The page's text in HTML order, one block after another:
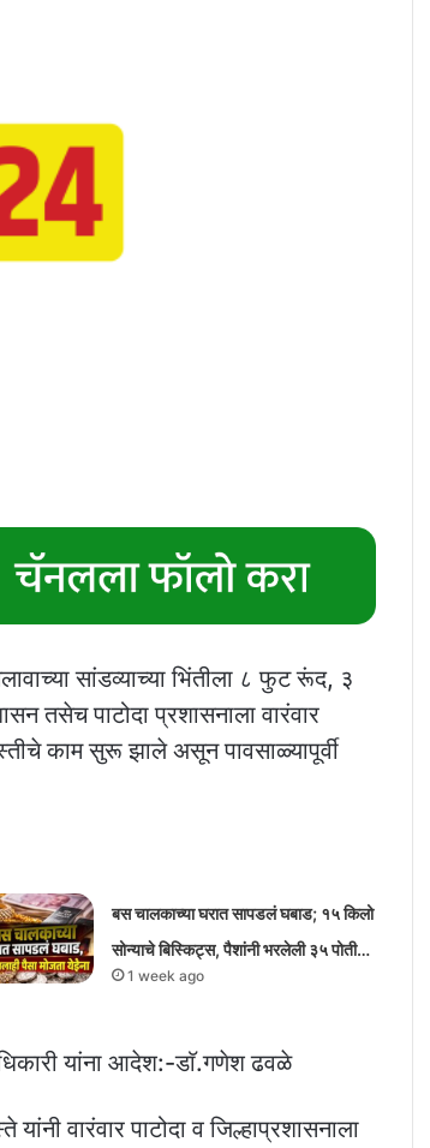
सांडव्याच्या भिंतीला ८ फुट रूंद, ३
तसेच पाटोदा प्रशासनाला वारंवार
काम सुरू झाले असून पावसाळ्यापूर्वी
बस चालकाच्या घरात सापडलं घबाड; १५ किलो
सोन्याचे बिस्किट्स, पैशांनी भरलेली ३५ पोती…
1 week ago
यांना आदेश:-डाॅ.गणेश ढवळे
वारंवार पाटोदा व जिल्हाप्रशासनाला